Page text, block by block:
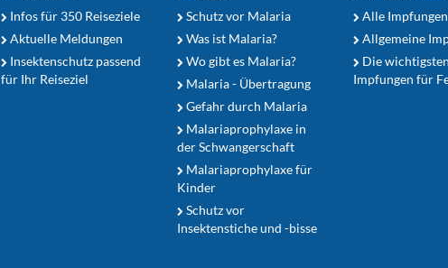
Infos für 350 Reiseziele
Aktuelle Meldungen
Insektenschutz passend
für Ihr Reiseziel
Schutz vor Malaria
Was ist Malaria?
Wo gibt es Malaria?
Malaria - Übertragung
Gefahr durch Malaria
Malariaprophylaxe in
der Schwangerschaft
Malariaprophylaxe für
Kinder
Schutz vor
Insektenstiche und -bisse
Alle Impfungen
Allgemeine
Die wichtigsten
Impfungen für